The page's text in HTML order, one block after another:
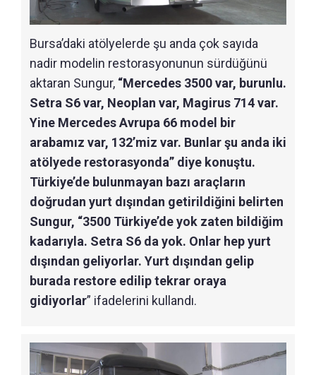
Bursa’daki atölyelerde şu anda çok sayıda
nadir modelin restorasyonunun sürdüğünü
aktaran Sungur, “Mercedes 3500 var, burunlu.
Setra S6 var, Neoplan var, Magirus 714 var.
Yine Mercedes Avrupa 66 model bir
arabamız var, 132’miz var. Bunlar şu anda iki
atölyede restorasyonda” diye konuştu.
Türkiye’de bulunmayan bazı araçların
doğrudan yurt dışından getirildiğini belirten
Sungur, “3500 Türkiye’de yok zaten bildiğim
kadarıyla. Setra S6 da yok. Onlar hep yurt
dışından geliyorlar. Yurt dışından gelip
burada restore edilip tekrar oraya
gidiyorlar” ifadelerini kullandı.